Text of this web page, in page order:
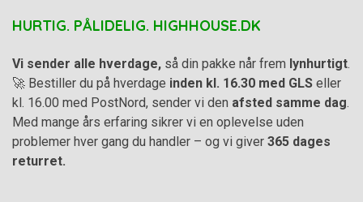
HURTIG. PÅLIDELIG. HIGHHOUSE.DK
Vi sender alle hverdage, så din pakke når frem lynhurtigt.
🚀 Bestiller du på hverdage inden kl. 16.30 med GLS eller
kl. 16.00 med PostNord, sender vi den afsted samme dag.
Med mange års erfaring sikrer vi en oplevelse uden
problemer hver gang du handler – og vi giver 365 dages
returret.